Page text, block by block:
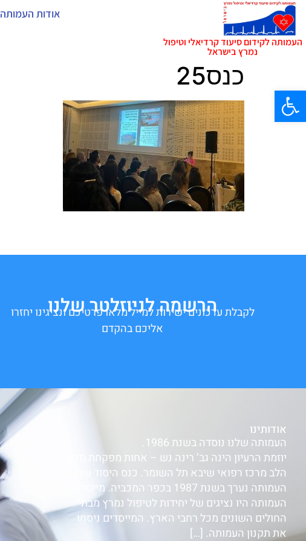
פתח סרגל נגישות
העמותה לקידום סיעוד קרדיאלי וטיפול
נמרץ בישראל
אודות העמותה
כנס25
הרשמה לניוזלטר שלנו
לקבלת עדכונים ישירות למייל מלאו פרטיכם ונציגינו יחזרו
אליכם בהקדם
אודותינו
העמותה שלנו נוסדה בשנת 1986.
יוזמת הרעיון הינה גב’ רינה נש – אחות מפקחת מכון
הלב מרכז רפואי שיבא תל השומר. כנס היסוד של
העמותה נערך בשנת 1987 בכפר המכביה. מייסדי
העמותה היו נציגים של יחידות לטיפול נמרץ מבתי
החולים השונים מכל רחבי הארץ. המייסדים ניסחו
את תקנון העמותה. […]